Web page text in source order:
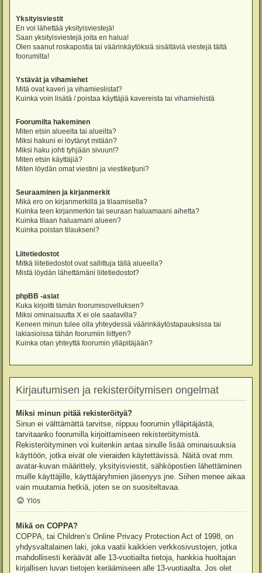
Yksityisviestit
En voi lähettää yksityisviestejä!
Saan yksityisviestejä joita en halua!
Olen saanut roskapostia tai väärinkäytöksiä sisältäviä viestejä tältä
foorumilta!
Ystävät ja vihamiehet
Mitä ovat kaveri ja vihamieslistat?
Kuinka voin lisätä / poistaa käyttäjiä kavereista tai vihamiehistä
Foorumilta hakeminen
Miten etsin alueelta tai alueilta?
Miksi hakuni ei löytänyt mitään?
Miksi haku johti tyhjään sivuun!?
Miten etsin käyttäjiä?
Miten löydän omat viestini ja viestiketjuni?
Seuraaminen ja kirjanmerkit
Mikä ero on kirjanmerkillä ja tilaamisella?
Kuinka teen kirjanmerkin tai seuraan haluamaani aihetta?
Kuinka tilaan haluamani alueen?
Kuinka poistan tilaukseni?
Liitetiedostot
Mitkä liitetiedostot ovat sallittuja tällä alueella?
Mistä löydän lähettämäni liitetiedostot?
phpBB -asiat
Kuka kirjoitti tämän foorumisovelluksen?
Miksi ominaisuutta X ei ole saatavilla?
Keneen minun tulee olla yhteydessä väärinkäytöstapauksissa tai
lakiasioissa tähän foorumiin liittyen?
Kuinka otan yhteyttä foorumin ylläpitäjään?
Kirjautumisen ja rekisteröitymisen ongelmat
Miksi minun pitää rekisteröityä?
Sinun ei välttämättä tarvitse, riippuu foorumin ylläpitäjästä,
tarvitaanko foorumilla kirjoittamiseen rekisteröitymistä.
Rekisteröityminen voi kuitenkin antaa sinulle lisää ominaisuuksia
käyttöön, jotka eivät ole vieraiden käytettävissä. Näitä ovat mm.
avatar-kuvan määrittely, yksityisviestit, sähköpostien lähettäminen
muille käyttäjille, käyttäjäryhmien jäsenyys jne. Siihen menee aikaa
vain muutamia hetkiä, joten se on suositeltavaa.
Ylös
Mikä on COPPA?
COPPA, tai Children’s Online Privacy Protection Act of 1998, on
yhdysvaltalainen laki, joka vaatii kaikkien verkkosivustojen, jotka
mahdollisesti keräävät alle 13-vuotiailta tietoja, hankkia huoltajan
kirjallisen luvan tietojen keräämiseen alle 13-vuotiaalta. Jos olet